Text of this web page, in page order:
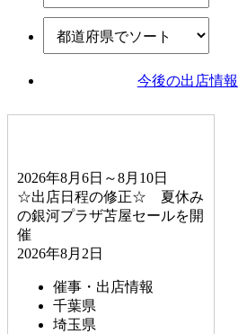
今後の出店情報
2026年8月6日～8月10日
☆出店日程の修正☆ 夏休み
の銀河プラザ苫屋セールを開
催
2026年8月2日
催事・出店情報
千葉県
埼玉県